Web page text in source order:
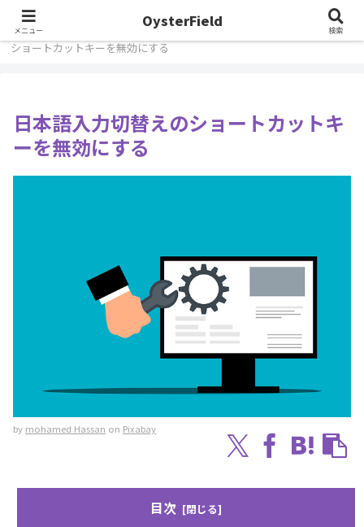
ホーム Windows Tips
日本語入力切替えの
ショートカットキーを無効にする
日本語入力切替えのショートカットキ
ーを無効にする
by mohamed Hassan on Pixabay
目次
メニュー
OysterField
検索